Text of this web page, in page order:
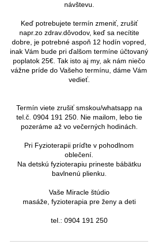
návštevu.
Keď potrebujete termín zmeniť, zrušiť
napr.zo zdrav.dôvodov, keď sa necítite
dobre, je potrebné aspoň 12 hodín vopred,
inak Vám bude pri ďalšom termíne účtovaný
poplatok 25€. Tak isto aj my, ak nám niečo
vážne príde do Vašeho termínu, dáme Vám
vedieť.
Termín viete zrušiť smskou/whatsapp na
tel.č. 0904 191 250. Nie mailom, lebo tie
pozeráme až vo večerných hodinách.
Pri Fyzioterapii príďte v pohodlnom
oblečení.
Na detskú fyzioterapiu prineste bábätku
bavlnenú plienku.
Vaše Miracle štúdio
masáže, fyzioterapia pre ženy a deti
tel.: 0904 191 250